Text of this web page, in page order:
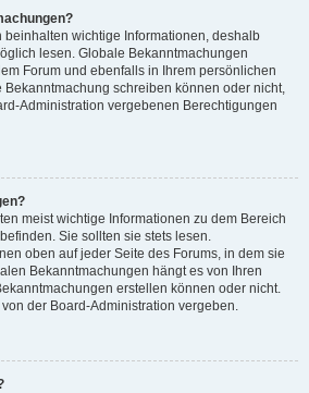
wichtige Informationen, deshalb
lesen. Globale Bekanntmachungen
Forum und ebenfalls in Ihrem persönlichen
Bekanntmachung schreiben können oder nicht,
Administration vergebenen Berechtigungen
meist wichtige Informationen zu dem Bereich
Sie sollten sie stets lesen.
oben auf jeder Seite des Forums, in dem sie
Bekanntmachungen hängt es von Ihren
erstellen können oder nicht.
der Board-Administration vergeben.